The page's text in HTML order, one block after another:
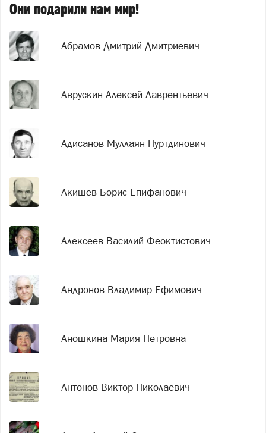
Они подарили нам мир!
Абрамов Дмитрий Дмитриевич
Аврускин Алексей Лаврентьевич
Адисанов Муллаян Нуртдинович
Акишев Борис Епифанович
Алексеев Василий Феоктистович
Андронов Владимир Ефимович
Аношкина Мария Петровна
Антонов Виктор Николаевич